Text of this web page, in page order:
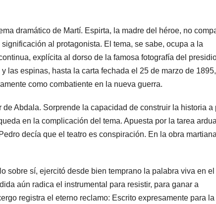
dramático de Martí. Espirta, la madre del héroe, no
al protagonista. El tema, se sabe, ocupa a la
explícita al dorso de la famosa fotografía del
las espinas, hasta la carta fechada el 25 de marzo de
como combatiente en la nueva guerra.
Abdala. Sorprende la capacidad de construir la historia a
en la complicación del tema. Apuesta por la tarea
decía que el teatro es conspiración. En la obra martiana
sobre sí, ejercitó desde bien temprano la palabra viva en el
aún radica el instrumental para resistir, para ganar a
registra el eterno reclamo: Escrito expresamente para la